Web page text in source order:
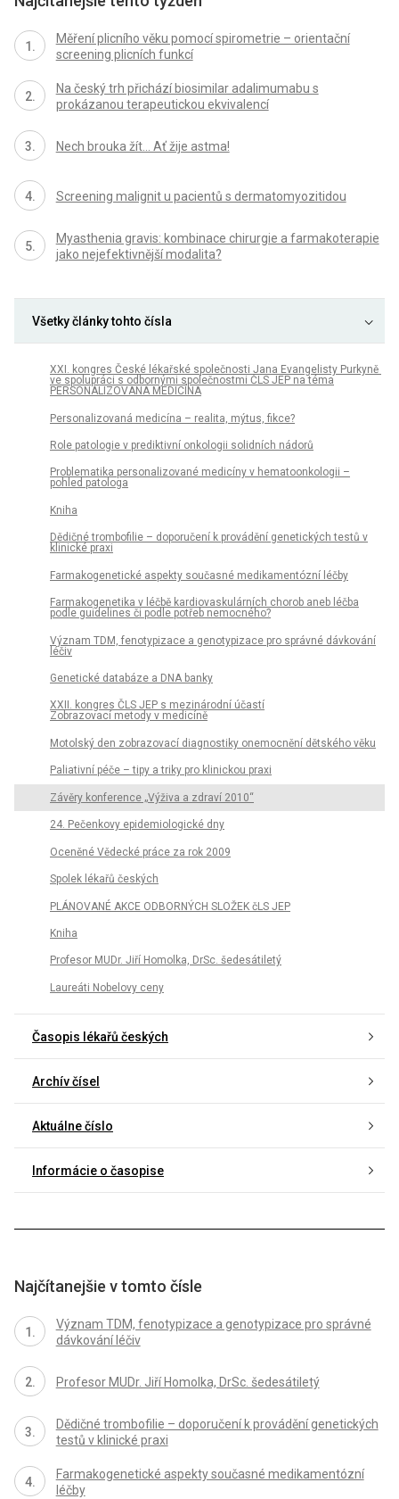
Měření plicního věku pomocí spirometrie – orientační
screening plicních funkcí
Na český trh přichází biosimilar adalimumabu s
prokázanou terapeutickou ekvivalencí
Nech brouka žít… Ať žije astma!
Screening malignit u pacientů s dermatomyozitidou
Myasthenia gravis: kombinace chirurgie a farmakoterapie
jako nejefektivnější modalita?
Všetky články tohto čísla
XXI. kongres České lékařské společnosti Jana Evangelisty Purkyně
ve spolupráci s odbornými společnostmi ČLS JEP na téma
PERSONALIZOVANÁ MEDICÍNA
Personalizovaná medicína – realita, mýtus, fikce?
Role patologie v prediktivní onkologii solidních nádorů
Problematika personalizované medicíny v hematoonkologii –
pohled patologa
Kniha
Dědičné trombofilie – doporučení k provádění genetických testů v
klinické praxi
Farmakogenetické aspekty současné medikamentózní léčby
Farmakogenetika v léčbě kardiovaskulárních chorob aneb léčba
podle guidelines či podle potřeb nemocného?
Význam TDM, fenotypizace a genotypizace pro správné dávkování
léčiv
Genetické databáze a DNA banky
XXII. kongres ČLS JEP s mezinárodní účastí
Zobrazovací metody v medicíně
Motolský den zobrazovací diagnostiky onemocnění dětského věku
Paliativní péče – tipy a triky pro klinickou praxi
Závěry konference „Výživa a zdraví 2010“
24. Pečenkovy epidemiologické dny
Oceněné Vědecké práce za rok 2009
Spolek lékařů českých
PLÁNOVANÉ AKCE ODBORNÝCH SLOŽEK čLS JEP
Kniha
Profesor MUDr. Jiří Homolka, DrSc. šedesátiletý
Laureáti Nobelovy ceny
Časopis lékařů českých
Archív čísel
Aktuálne číslo
Informácie o časopise
Najčítanejšie v tomto čísle
Význam TDM, fenotypizace a genotypizace pro správné
dávkování léčiv
Profesor MUDr. Jiří Homolka, DrSc. šedesátiletý
Dědičné trombofilie – doporučení k provádění genetických
testů v klinické praxi
Farmakogenetické aspekty současné medikamentózní
léčby